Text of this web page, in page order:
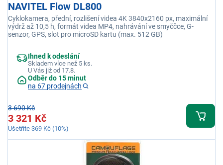
NAVITEL Flow DL800
Cyklokamera, přední, rozlišení videa 4K 3840x2160 px, maximální
výdrž až 10,5 h, formát videa MP4, nahrávání ve smyččce, G-
senzor, GPS, slot pro microSD kartu (max. 512 GB)
Ihned k odeslání
Skladem více než 5 ks.
U Vás již od 17.8.
Odběr do 15 minut
na 67 prodejnách
3 690 Kč
3 321 Kč
Ušetříte 369 Kč (10%)